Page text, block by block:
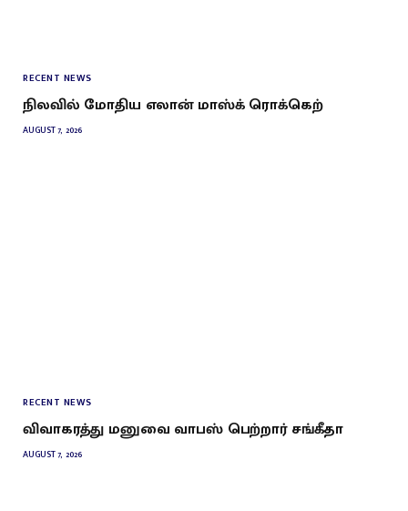
RECENT NEWS
நிலவில் மோதிய எலான் மாஸ்க் ரொக்கெற்
AUGUST 7, 2026
RECENT NEWS
விவாகரத்து மனுவை வாபஸ் பெற்றார் சங்கீதா
AUGUST 7, 2026